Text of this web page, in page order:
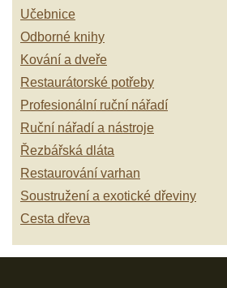
Učebnice
Odborné knihy
Kování a dveře
Restaurátorské potřeby
Profesionální ruční nářadí
Ruční nářadí a nástroje
Řezbářská dláta
Restaurování varhan
Soustružení a exotické dřeviny
Cesta dřeva